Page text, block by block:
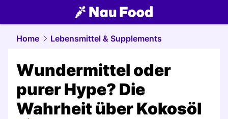
food.NAU.ch
Home Lebensmittel & Supplements
Wundermittel oder
purer Hype? Die
Wahrheit über Kokosöl